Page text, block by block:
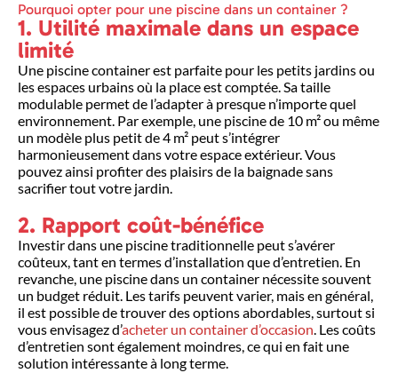
Pourquoi opter pour une piscine dans un container ?
1. Utilité maximale dans un espace
limité
Une piscine container est parfaite pour les petits jardins ou
les espaces urbains où la place est comptée. Sa taille
modulable permet de l’adapter à presque n’importe quel
environnement. Par exemple, une piscine de 10 m² ou même
un modèle plus petit de 4 m² peut s’intégrer
harmonieusement dans votre espace extérieur. Vous
pouvez ainsi profiter des plaisirs de la baignade sans
sacrifier tout votre jardin.
2. Rapport coût-bénéfice
Investir dans une piscine traditionnelle peut s’avérer
coûteux, tant en termes d’installation que d’entretien. En
revanche, une piscine dans un container nécessite souvent
un budget réduit. Les tarifs peuvent varier, mais en général,
il est possible de trouver des options abordables, surtout si
vous envisagez d’acheter un container d’occasion. Les coûts
d’entretien sont également moindres, ce qui en fait une
solution intéressante à long terme.